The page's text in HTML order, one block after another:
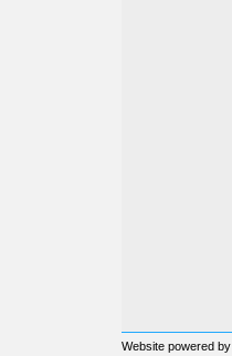
Website powered by